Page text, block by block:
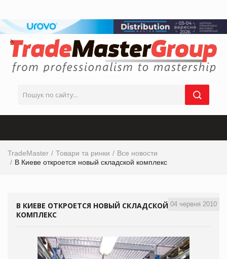
TradeMaster Товари та ринки
Все новости
В Киеве откроется новый складской комплекс
04 червня 2010
В КИЕВЕ ОТКРОЕТСЯ НОВЫЙ СКЛАДСКОЙ
КОМПЛЕКС